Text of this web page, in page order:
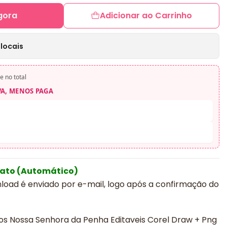
Adicionar ao Carrinho
no total
MENOS PAGA
(Automático)
é enviado por e-mail, logo após a confirmação do
Nossa Senhora da Penha Editaveis Corel Draw + Png